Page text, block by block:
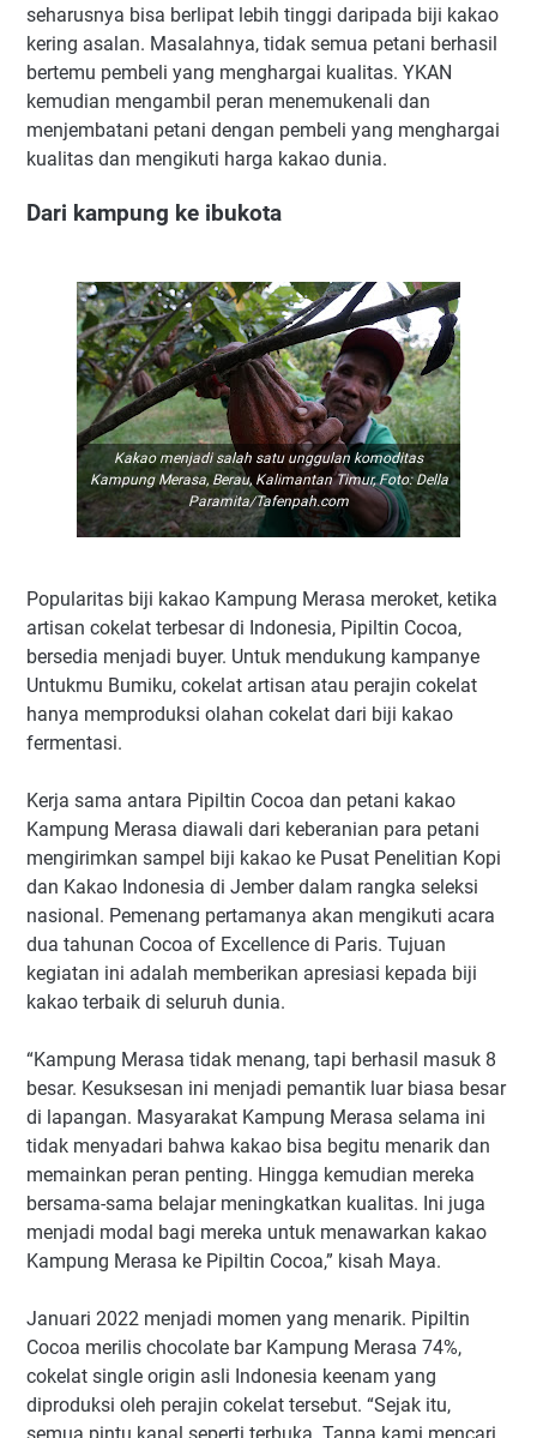
seharusnya bisa berlipat lebih tinggi daripada biji kakao
kering asalan. Masalahnya, tidak semua petani berhasil
bertemu pembeli yang menghargai kualitas. YKAN
kemudian mengambil peran menemukenali dan
menjembatani petani dengan pembeli yang menghargai
kualitas dan mengikuti harga kakao dunia.
Dari kampung ke ibukota
Kakao menjadi salah satu unggulan komoditas
Kampung Merasa, Berau, Kalimantan Timur, Foto: Della
Paramita/Tafenpah.com
Popularitas biji kakao Kampung Merasa meroket, ketika
artisan cokelat terbesar di Indonesia, Pipiltin Cocoa,
bersedia menjadi buyer. Untuk mendukung kampanye
Untukmu Bumiku, cokelat artisan atau perajin cokelat
hanya memproduksi olahan cokelat dari biji kakao
fermentasi.
Kerja sama antara Pipiltin Cocoa dan petani kakao
Kampung Merasa diawali dari keberanian para petani
mengirimkan sampel biji kakao ke Pusat Penelitian Kopi
dan Kakao Indonesia di Jember dalam rangka seleksi
nasional. Pemenang pertamanya akan mengikuti acara
dua tahunan Cocoa of Excellence di Paris. Tujuan
kegiatan ini adalah memberikan apresiasi kepada biji
kakao terbaik di seluruh dunia.
“Kampung Merasa tidak menang, tapi berhasil masuk 8
besar. Kesuksesan ini menjadi pemantik luar biasa besar
di lapangan. Masyarakat Kampung Merasa selama ini
tidak menyadari bahwa kakao bisa begitu menarik dan
memainkan peran penting. Hingga kemudian mereka
bersama-sama belajar meningkatkan kualitas. Ini juga
menjadi modal bagi mereka untuk menawarkan kakao
Kampung Merasa ke Pipiltin Cocoa,” kisah Maya.
Januari 2022 menjadi momen yang menarik. Pipiltin
Cocoa merilis chocolate bar Kampung Merasa 74%,
cokelat single origin asli Indonesia keenam yang
diproduksi oleh perajin cokelat tersebut. “Sejak itu,
semua pintu kanal seperti terbuka. Tanpa kami mencari,